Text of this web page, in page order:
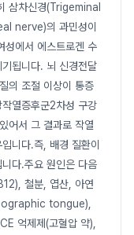
삼차신경(Trigeminal
nerve)의 과민성이
성에서 에스트로겐 수
됩니다. 뇌 신경전달
의 조절 이상이 통증
열증후군2차성 구강
어서 그 결과로 작열
니다.즉, 배경 질환이
다.주요 원인은 다음
철분, 엽산, 아연
tongue),
억제제(고혈압 약),